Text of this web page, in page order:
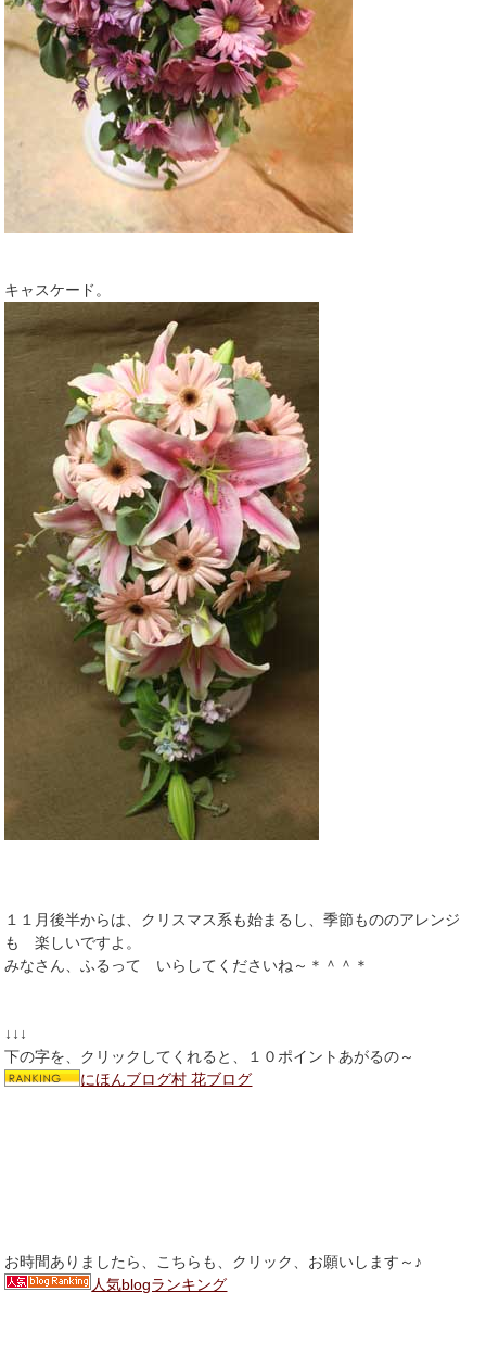
キャスケード。
１１月後半からは、クリスマス系も始まるし、季節もののアレンジ
も 楽しいですよ。
みなさん、ふるって いらしてくださいね～＊＾＾＊
↓↓↓
下の字を、クリックしてくれると、１０ポイントあがるの～
にほんブログ村 花ブログ
お時間ありましたら、こちらも、クリック、お願いします～♪
人気blogランキング